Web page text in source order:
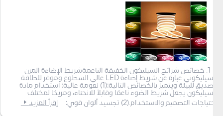
1. خصائص شرائح السيليكون الخفيفة الناعمةشريط الإضاءة المرن
السيليكوني عبارة عن شريط إضاءة LED عالي السطوع وموفر للطاقة
وصديق للبيئة ويتميز بالخصائص التالية:(1) نعومة عالية: استخدام مادة
السيليكون يجعل شريط الضوء ناعمًا وقابلاً للانحناء، ومريحًا لمختلف
احتياجات التصميم والاستخدام.(2) تجسيد ألوان قوي:
إقرأ المزيد